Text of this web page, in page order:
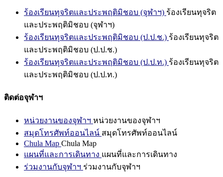
ร้องเรียนทุจริตและประพฤติมิชอบ (จุฬาฯ) ร้องเรียนทุจริต
และประพฤติมิชอบ (จุฬาฯ)
ร้องเรียนทุจริตและประพฤติมิชอบ (ป.ป.ช.) ร้องเรียนทุจริต
และประพฤติมิชอบ (ป.ป.ช.)
ร้องเรียนทุจริตและประพฤติมิชอบ (ป.ป.ท.) ร้องเรียนทุจริต
และประพฤติมิชอบ (ป.ป.ท.)
ติดต่อจุฬาฯ
หน่วยงานของจุฬาฯ หน่วยงานของจุฬาฯ
สมุดโทรศัพท์ออนไลน์ สมุดโทรศัพท์ออนไลน์
Chula Map Chula Map
แผนที่และการเดินทาง แผนที่และการเดินทาง
ร่วมงานกับจุฬาฯ ร่วมงานกับจุฬาฯ